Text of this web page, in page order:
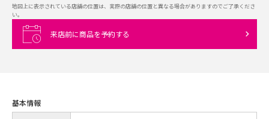
地図上に表示されている店舗の位置は、実際の店舗の位置と異なる場合がありますのでご了承くださ
い。
来店前に商品を予約する
基本情報